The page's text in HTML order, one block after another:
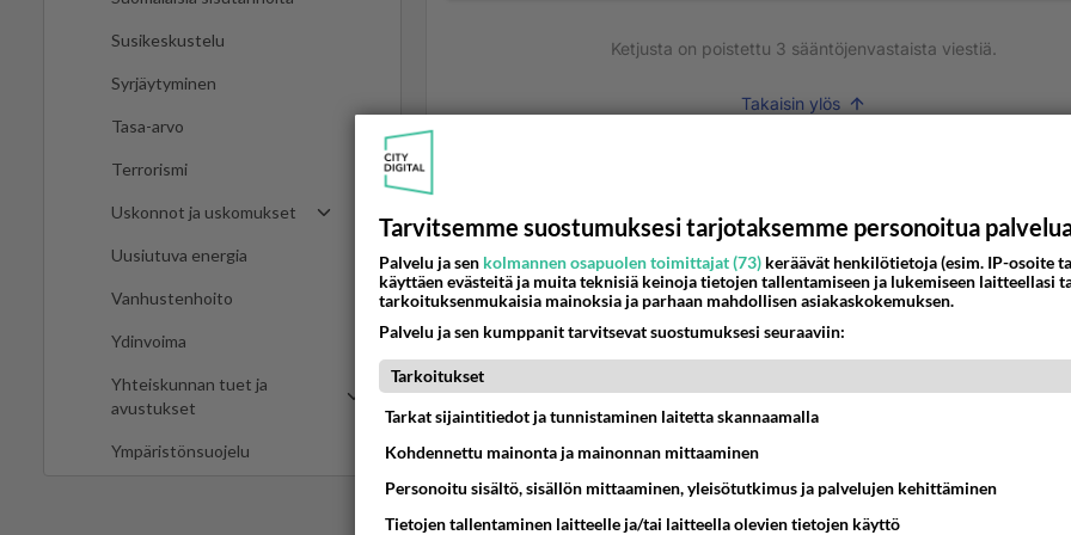
Susikeskustelu
Syrjäytyminen
Tasa-arvo
Terrorismi
Uskonnot ja uskomukset
Uusiutuva energia
Vanhustenhoito
Ydinvoima
Yhteiskunnan tuet ja
avustukset
Ympäristönsuojelu
Ketjusta on poistettu 3 sääntöjenvastaista viestiä.
Takaisin ylös
Martinan bisneksillä ei mene hyvin
05.08.2026 05:51
Kotimaiset julkkisjuorut
Tiesitkö? Martina Aitolehden isäpuoli on tämä suosittu laulaja
05.08.2026 07:23
Kotimaiset julkkisjuorut
Jos SDP ei voita reilusti, persut kumoavat demokratian Suomesta
Tarvitsemme suostumuksesi tarjotaksemme personoitua
Palvelu ja sen kolmannen osapuolen toimittajat (73) keräävät henkilötietoja (esim. IP-osoite
käyttäen evästeitä ja muita teknisiä keinoja tietojen tallentamiseen ja lukemiseen laitteellasi
tarkoituksenmukaisia mainoksia ja parhaan mahdollisen asiakaskokemuksen.
Palvelu ja sen kumppanit tarvitsevat suostumuksesi seuraaviin:
Tarkoitukset
Tarkat sijaintitiedot ja tunnistaminen laitetta skannaamalla
Kohdennettu mainonta ja mainonnan mittaaminen
Personoitu sisältö, sisällön mittaaminen, yleisötutkimus ja palvelujen kehittäminen
Tietojen tallentaminen laitteelle ja/tai laitteella olevien tietojen käyttö